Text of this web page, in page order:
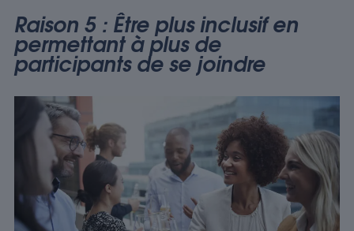
Raison 5 : Être plus inclusif en
permettant à plus de
participants de se joindre